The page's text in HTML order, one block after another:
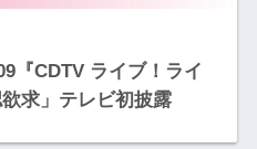
『CDTV ライブ！ライ
求」テレビ初披露